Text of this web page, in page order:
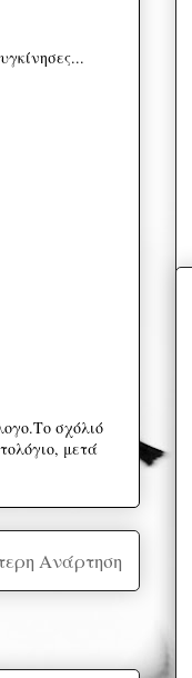
σχόλιό
μετά
Ανάρτηση